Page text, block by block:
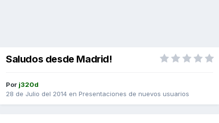
Saludos desde Madrid!
Por j320d
28 de Julio del 2014 en Presentaciones de nuevos usuarios